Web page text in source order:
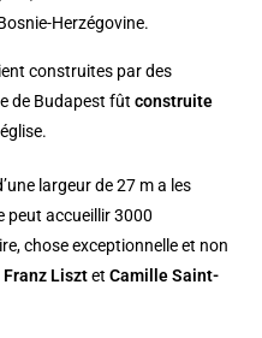
Herzégovine.
construites par des
de Budapest fûtconstruite
largeur de 27 m a les
peut accueillir 3000
chose exceptionnelle et non
Franz LisztetCamille Saint-